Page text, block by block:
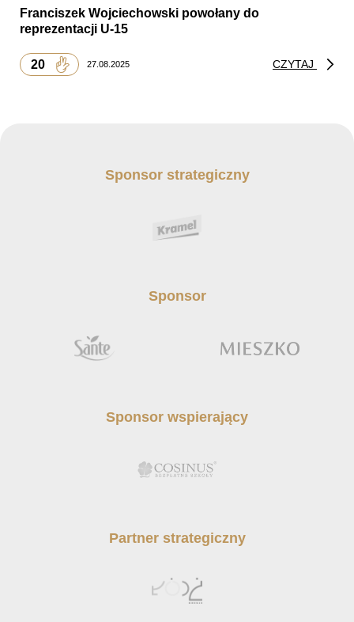
Franciszek Wojciechowski powołany do
reprezentacji U-15
20 27.08.2025 CZYTAJ
Sponsor strategiczny
Sponsor
Sponsor wspierający
Partner strategiczny